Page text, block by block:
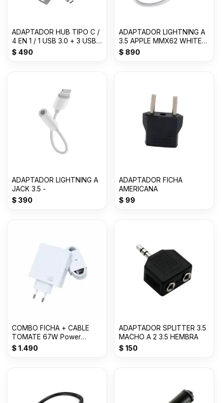
ADAPTADOR HUB TIPO C /
4 EN 1 / 1 USB 3.0 + 3 USB
2.0
$ 490
ADAPTADOR LIGHTNING A
3.5 APPLE MMX62 WHITE
RP
$ 890
ADAPTADOR LIGHTNING A
JACK 3.5 -
$ 390
ADAPTADOR FICHA
AMERICANA
$ 99
COMBO FICHA + CABLE
TOMATE 67W Power
Adapter Suit T-CH017
$ 1.490
ADAPTADOR SPLITTER 3.5
MACHO A 2 3.5 HEMBRA
$ 150